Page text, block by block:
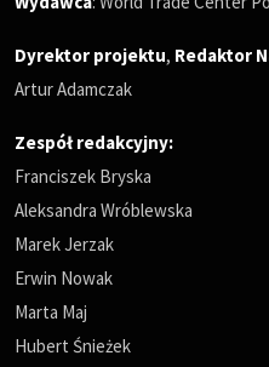
Dyrektor projektu, Redaktor
Artur Adamczak
Zespół redakcyjny:
Franciszek Bryska
Aleksandra Wróblewska
Marek Jerzak
Erwin Nowak
Marta Maj
Hubert Śnieżek